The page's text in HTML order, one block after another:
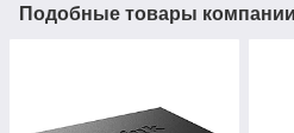
Подобные товары компании